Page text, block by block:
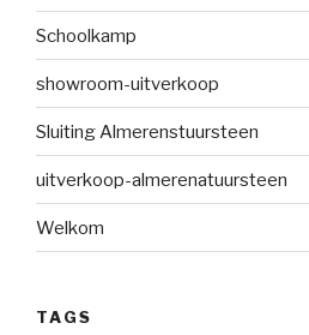
Schoolkamp
showroom-uitverkoop
Sluiting Almerenstuursteen
uitverkoop-almerenatuursteen
Welkom
TAGS